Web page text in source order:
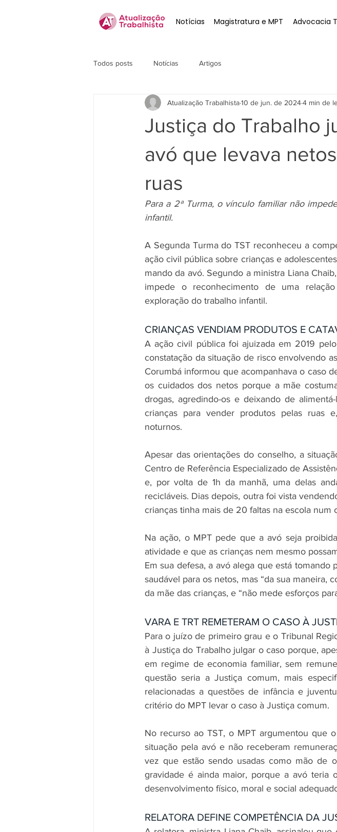
Notícias Magistratura e MPT Advocacia
Todos posts Notícias Artigos
Justiça do Trabalho
avó que levava
ruas
Atualização Trabalhista10 de jun. de 20244 min de
Para a 2ª Turma, o vínculo familiar não
infantil.
A Segunda Turma do TST reconheceu a
ação civil pública sobre crianças e
mando da avó. Segundo a ministra Liana
impede o reconhecimento de uma
exploração do trabalho infantil.
CRIANÇAS VENDIAM PRODUTOS E
A ação civil pública foi ajuizada em 2019
constatação da situação de risco envolvendo
Corumbá informou que acompanhava o caso
os cuidados dos netos porque a mãe
drogas, agredindo-os e deixando de
crianças para vender produtos pelas ruas
noturnos.
Apesar das orientações do conselho, a
Centro de Referência Especializado de
e, por volta de 1h da manhã, uma delas
recicláveis. Dias depois, outra foi vista
crianças tinha mais de 20 faltas na escola num
Na ação, o MPT pede que a avó seja
atividade e que as crianças nem mesmo
Em sua defesa, a avó alega que está
saudável para os netos, mas “da sua maneira,
da mãe das crianças, e “não mede esforços
VARA E TRT REMETERAM O CASO À
Para o juízo de primeiro grau e o Tribunal
à Justiça do Trabalho julgar o caso porque,
em regime de economia familiar, sem
questão seria a Justiça comum, mais
relacionadas a questões de infância e
critério do MPT levar o caso à Justiça comum.
No recurso ao TST, o MPT argumentou que
situação pela avó e não receberam
vez que estão sendo usadas como mão de
gravidade é ainda maior, porque a avó teria
desenvolvimento físico, moral e social
RELATORA DEFINE COMPETÊNCIA DA